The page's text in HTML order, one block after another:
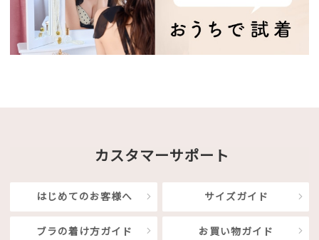
カスタマーサポート
はじめてのお客様へ サイズガイド
ブラの着け方ガイド お買い物ガイド